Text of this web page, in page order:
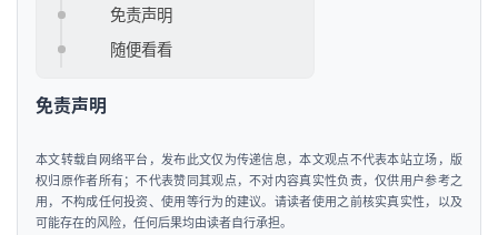
免责声明
随便看看
免责声明
本文转载自网络平台，发布此文仅为传递信息，本文观点不代表本站立场，版
权归原作者所有；不代表赞同其观点，不对内容真实性负责，仅供用户参考之
用，不构成任何投资、使用等行为的建议。请读者使用之前核实真实性，以及
可能存在的风险，任何后果均由读者自行承担。